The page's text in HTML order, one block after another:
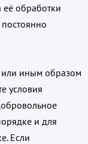
обработки
или иным образом
условия
и для
Если